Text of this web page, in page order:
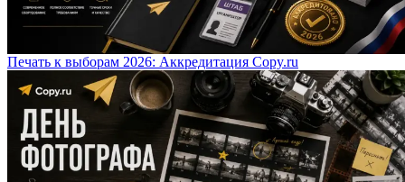
Печать к выборам 2026: Аккредитация Copy.ru